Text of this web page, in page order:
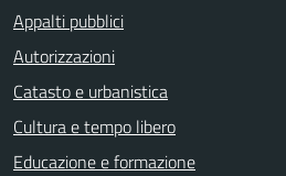
Appalti pubblici
Autorizzazioni
Catasto e urbanistica
Cultura e tempo libero
Educazione e formazione